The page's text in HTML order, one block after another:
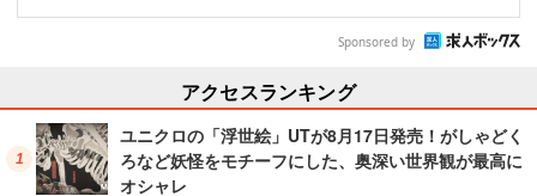
Sponsored by
アクセスランキング
ユニクロの「浮世絵」UTが8月17日発売！がしゃどく
ろなど妖怪をモチーフにした、奥深い世界観が最高に
オシャレ